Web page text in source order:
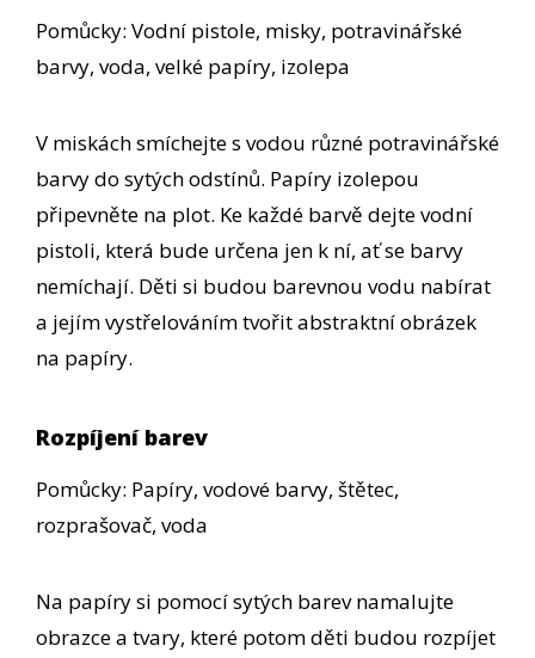
Pomůcky: Vodní pistole, misky, potravinářské
barvy, voda, velké papíry, izolepa
V miskách smíchejte s vodou různé potravinářské
barvy do sytých odstínů. Papíry izolepou
připevněte na plot. Ke každé barvě dejte vodní
pistoli, která bude určena jen k ní, ať se barvy
nemíchají. Děti si budou barevnou vodu nabírat
a jejím vystřelováním tvořit abstraktní obrázek
na papíry.
Rozpíjení barev
Pomůcky: Papíry, vodové barvy, štětec,
rozprašovač, voda
Na papíry si pomocí sytých barev namalujte
obrazce a tvary, které potom děti budou rozpíjet